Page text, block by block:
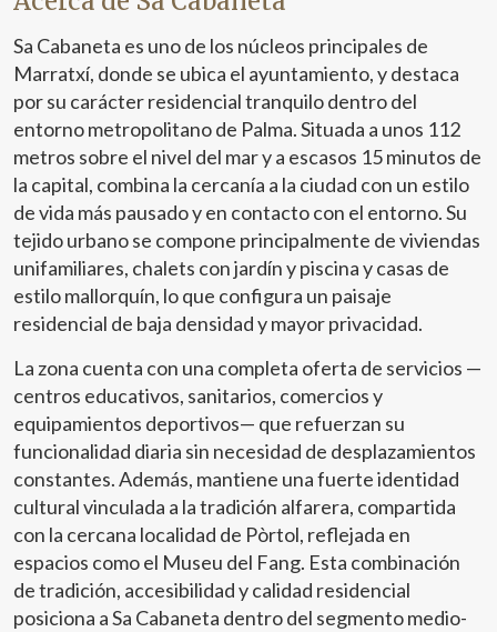
Sa Cabaneta es uno de los núcleos principales de
Marratxí, donde se ubica el ayuntamiento, y destaca
por su carácter residencial tranquilo dentro del
entorno metropolitano de Palma. Situada a unos 112
metros sobre el nivel del mar y a escasos 15 minutos de
la capital, combina la cercanía a la ciudad con un estilo
de vida más pausado y en contacto con el entorno. Su
tejido urbano se compone principalmente de viviendas
unifamiliares, chalets con jardín y piscina y casas de
estilo mallorquín, lo que configura un paisaje
residencial de baja densidad y mayor privacidad.
La zona cuenta con una completa oferta de servicios —
centros educativos, sanitarios, comercios y
equipamientos deportivos— que refuerzan su
funcionalidad diaria sin necesidad de desplazamientos
constantes. Además, mantiene una fuerte identidad
cultural vinculada a la tradición alfarera, compartida
con la cercana localidad de Pòrtol, reflejada en
espacios como el Museu del Fang. Esta combinación
de tradición, accesibilidad y calidad residencial
posiciona a Sa Cabaneta dentro del segmento medio-